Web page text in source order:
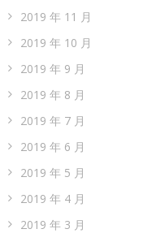
2019 年 11 月
2019 年 10 月
2019 年 9 月
2019 年 8 月
2019 年 7 月
2019 年 6 月
2019 年 5 月
2019 年 4 月
2019 年 3 月